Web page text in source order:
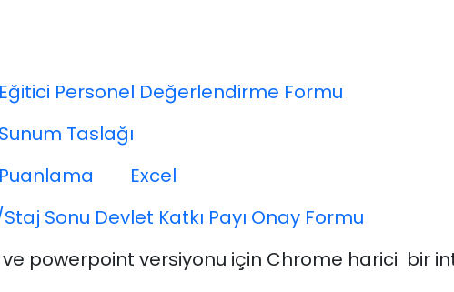
Personel Değerlendirme Formu
Taslağı
Excel
Sonu Devlet Katkı Payı Onay Formu
powerpoint versiyonu için Chrome harici bir